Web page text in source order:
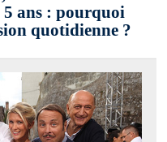
5 ans : pourquoi
quotidienne ?